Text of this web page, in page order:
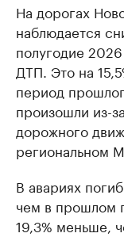
На дорогах
наблюдается
полугодие
ДТП. Это на
период
произошли из-
дорожного
региональном
В авариях
чем в прошлом
19,3% меньше,